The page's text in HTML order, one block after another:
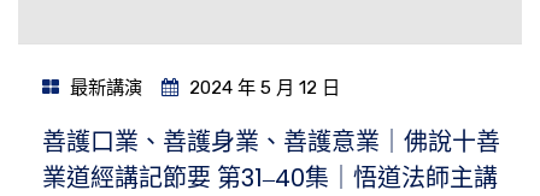
最新講演 2024 年 5 月 12 日
善護口業、善護身業、善護意業｜佛說十善
業道經講記節要 第31‒40集｜悟道法師主講